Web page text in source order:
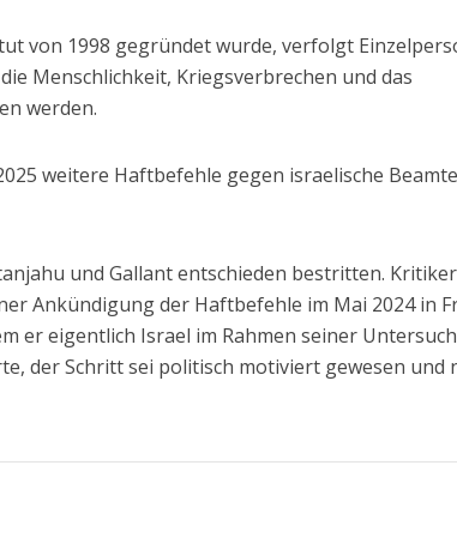
von 1998 gegründet wurde, verfolgt
Menschlichkeit, Kriegsverbrechen und das
werden.
weitere Haftbefehle gegen israelische Beamte
und Gallant entschieden bestritten. Kritiker
Ankündigung der Haftbefehle im Mai 2024 in
er eigentlich Israel im Rahmen seiner
der Schritt sei politisch motiviert gewesen und